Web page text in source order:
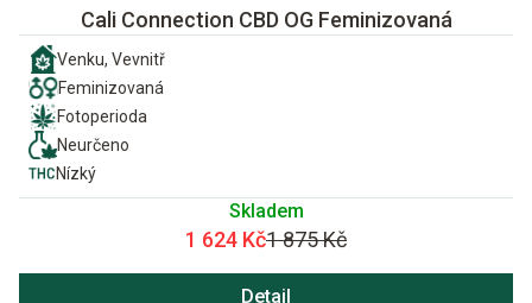
Cali Connection CBD OG Feminizovaná
Venku, Vevnitř
Feminizovaná
Fotoperioda
Neurčeno
Nízký
Skladem
1 624 Kč1 875 Kč
Detail